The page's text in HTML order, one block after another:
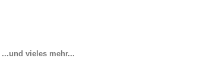
...und vieles mehr...